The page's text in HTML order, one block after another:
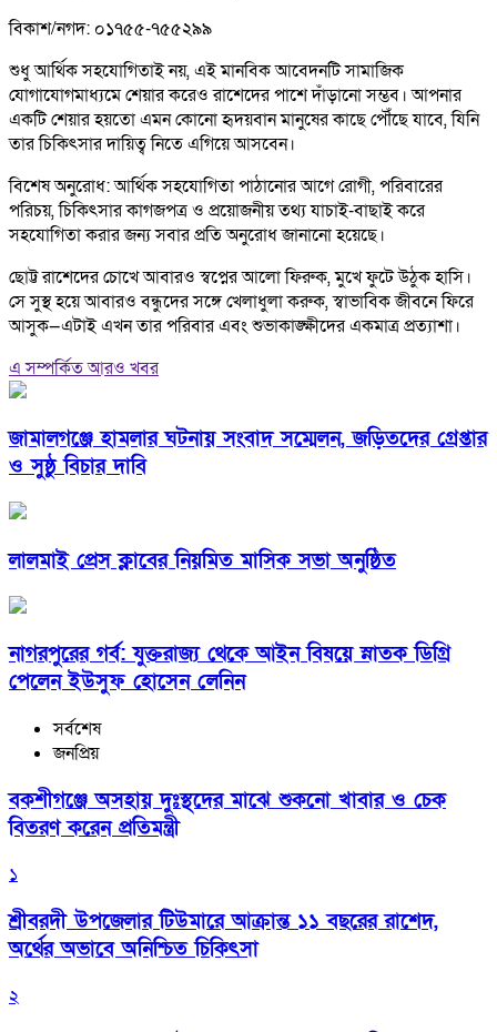
বিকাশ/নগদ: ০১৭৫৫-৭৫৫২৯৯
শুধু আর্থিক সহযোগিতাই নয়, এই মানবিক আবেদনটি সামাজিক
যোগাযোগমাধ্যমে শেয়ার করেও রাশেদের পাশে দাঁড়ানো সম্ভব। আপনার
একটি শেয়ার হয়তো এমন কোনো হৃদয়বান মানুষের কাছে পৌঁছে যাবে, যিনি
তার চিকিৎসার দায়িত্ব নিতে এগিয়ে আসবেন।
বিশেষ অনুরোধ: আর্থিক সহযোগিতা পাঠানোর আগে রোগী, পরিবারের
পরিচয়, চিকিৎসার কাগজপত্র ও প্রয়োজনীয় তথ্য যাচাই-বাছাই করে
সহযোগিতা করার জন্য সবার প্রতি অনুরোধ জানানো হয়েছে।
ছোট্ট রাশেদের চোখে আবারও স্বপ্নের আলো ফিরুক, মুখে ফুটে উঠুক হাসি।
সে সুস্থ হয়ে আবারও বন্ধুদের সঙ্গে খেলাধুলা করুক, স্বাভাবিক জীবনে ফিরে
আসুক—এটাই এখন তার পরিবার এবং শুভাকাঙ্ক্ষীদের একমাত্র প্রত্যাশা।
এ সম্পর্কিত আরও খবর
জামালগঞ্জে হামলার ঘটনায় সংবাদ সম্মেলন, জড়িতদের গ্রেপ্তার
ও সুষ্ঠু বিচার দাবি
লালমাই প্রেস ক্লাবের নিয়মিত মাসিক সভা অনুষ্ঠিত
নাগরপুরের গর্ব: যুক্তরাজ্য থেকে আইন বিষয়ে স্নাতক ডিগ্রি
পেলেন ইউসুফ হোসেন লেনিন
সর্বশেষ
জনপ্রিয়
বকশীগঞ্জে অসহায় দুঃস্থদের মাঝে শুকনো খাবার ও চেক
বিতরণ করেন প্রতিমন্ত্রী
১
শ্রীবরদী উপজেলার টিউমারে আক্রান্ত ১১ বছরের রাশেদ,
অর্থের অভাবে অনিশ্চিত চিকিৎসা
২